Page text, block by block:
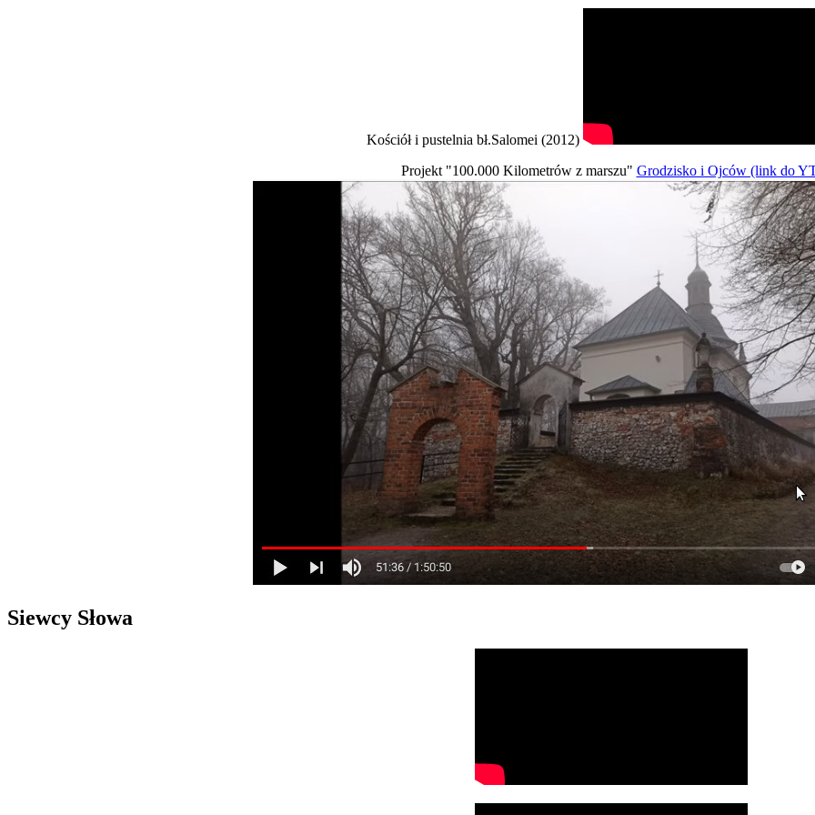
Kościół i pustelnia bł.Salomei (2012)
Projekt "100.000 Kilometrów z marszu" Grodzisko i Ojców (link do
Siewcy Słowa